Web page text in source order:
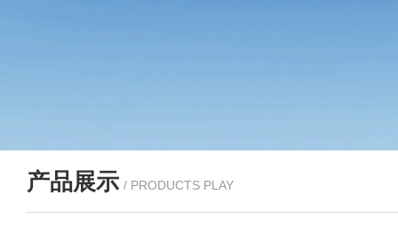
产品展示 / PRODUCTS PLAY